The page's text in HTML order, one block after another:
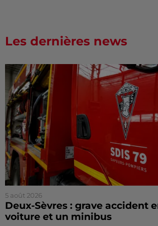
Les dernières news
5 août 2026
Deux-Sèvres : grave accident
voiture et un minibus